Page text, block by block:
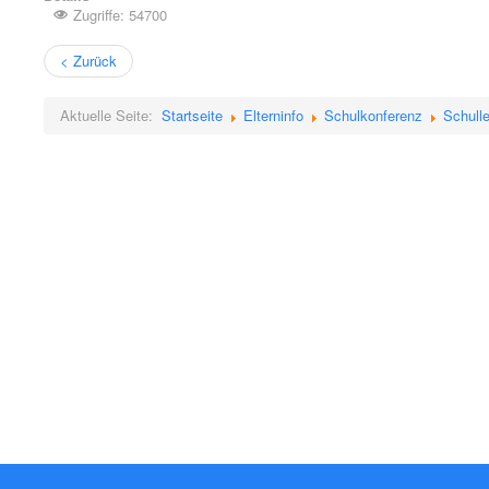
Zugriffe: 54700
< Zurück
Aktuelle Seite: Startseite Elterninfo Schulkonferenz